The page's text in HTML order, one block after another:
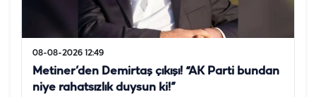
08-08-2026 12:49
Metiner’den Demirtaş çıkışı! “AK Parti bundan
niye rahatsızlık duysun ki!”